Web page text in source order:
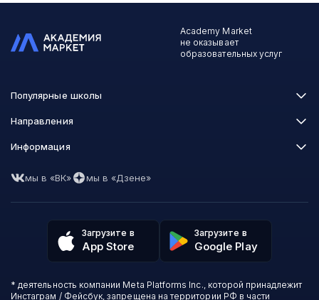
Academy Market
не оказывает
образовательных услуг
Загрузите в
App Store
Загрузите в
Google Play
* деятельность компании Meta Platforms Inc., которой принадлежит
Инстаграм / Фейсбук, запрещена на территории РФ в части
Популярные школы
Skillbox
XYZ School
Skillfactory
Talentsy
ProductStar
Бруноям
Направления
Программирование
Маркетинг
Аналитика
Другие профессии
Красота и здоровье
Информация
Часто задаваемые вопросы
Пользовательское соглашение
Политика обработки данных
Избранные курсы
Акции и скидки
О проекте
мы в «ВК» мы в «Дзене»